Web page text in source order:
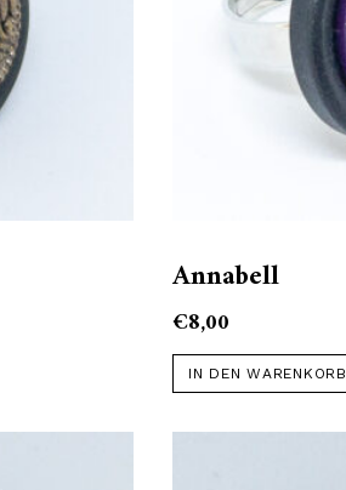
Annabell
€8,00
IN DEN WARENKORB